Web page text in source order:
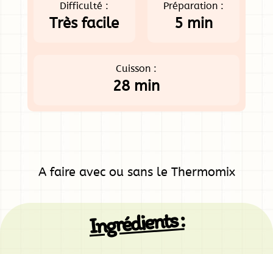
Difficulté :
Très facile
Préparation :
5 min
Cuisson :
28 min
A faire avec ou sans le Thermomix
Ingrédients :